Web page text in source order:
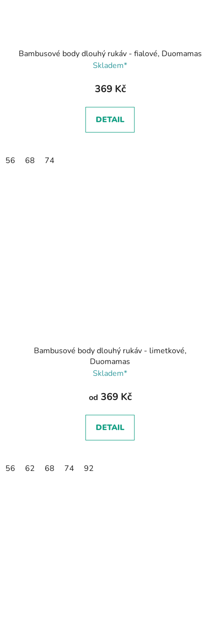
Bambusové body dlouhý rukáv - fialové, Duomamas
Skladem*
369 Kč
DETAIL
56 68 74
Bambusové body dlouhý rukáv - limetkové,
Duomamas
Skladem*
od 369 Kč
DETAIL
56 62 68 74 92